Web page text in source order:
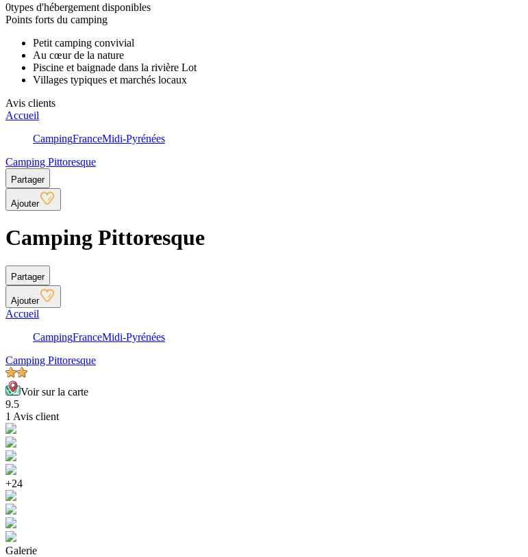
0types d'hébergement disponibles
Points forts du camping
Petit camping convivial
Au cœur de la nature
Piscine et baignade dans la rivière Lot
Villages typiques et marchés locaux
Avis clients
Accueil
CampingFranceMidi-Pyrénées
Camping Pittoresque
Partager
Ajouter
Camping Pittoresque
Partager
Ajouter
Accueil
CampingFranceMidi-Pyrénées
Camping Pittoresque
Voir sur la carte
9.5
1 Avis client
+24
Galerie